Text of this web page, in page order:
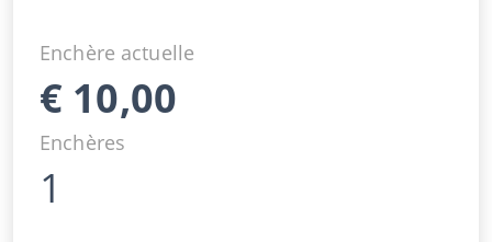
Enchère actuelle
€ 10,00
Enchères
1